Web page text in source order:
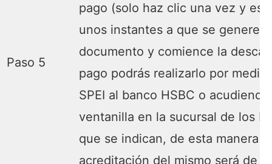
Paso 5
pago (solo haz clic una vez y
unos instantes a que se genere
documento y comience la
pago podrás realizarlo por medio
SPEI al banco HSBC o acudiendo
ventanilla en la sucursal de los
que se indican, de esta manera la
acreditación del mismo será de